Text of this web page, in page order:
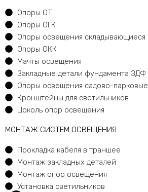
Опоры ОТ
Опоры ОГК
Опоры освещения складывающиеся
Опоры ОКК
Мачты освещения
Закладные детали фундамента ЗДФ
Опоры освещения садово-парковые
Кронштейны для светильников
Цоколь опор освещения
МОНТАЖ СИСТЕМ ОСВЕЩЕНИЯ
Прокладка кабеля в траншее
Монтаж закладных деталей
Монтаж опор освещения
Установка светильников